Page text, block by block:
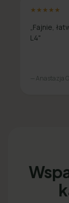
★★★★★
„Fajnie,
L4"
— Anastazja